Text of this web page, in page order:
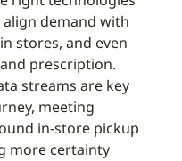
demand with
stores, and even
prescription.
streams are key
meeting
in-store pickup
more certainty